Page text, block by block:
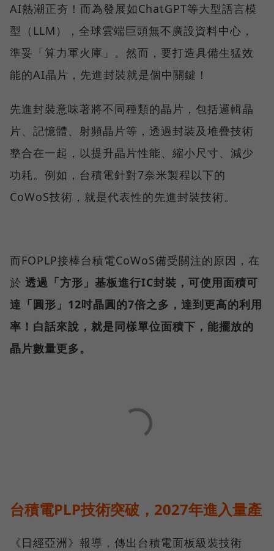
AI熱潮正夯！而為發展如ChatGPT等大型語言模
型（LLM），全球雲端巨頭無不廣設資料中心，
準妥「算力軍火庫」。然而，要打造具備生猛效
能的AI晶片，先進封裝就是個中關鍵！
先進封裝意味著將不同種類的晶片，包括邏輯晶
片、記憶體、射頻晶片等，透過封裝及堆疊技術
整合在一起，以提升晶片性能、縮小尺寸、減少
功耗。例如，台積電針對7奈米製程以下的
CoWoS技術，就是代表性的先進封裝技術。
而FOPLP接棒台積電CoWoS備受關注的原因，在
於 透過「方形」基板進行IC封裝，可使用面積可
達「圓形」12吋晶圓的7倍之多，達到更高的利用
率！白話來說，就是同樣單位面積下，能擺放的
晶片數量更多。
台積電PLP技術突破，2027年進入量產
《日經亞洲》報導，傳出台積電面板級裝技術